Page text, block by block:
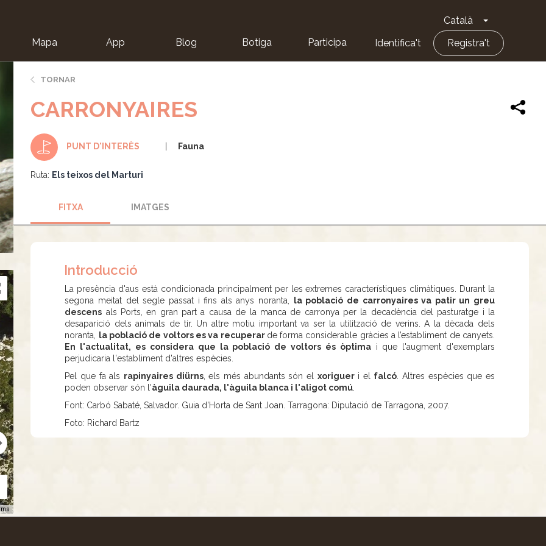
Català Toggle
Mapa App Blog Botiga Participa Identifica't Registra't
TORNAR
CARRONYAIRES
PUNT D'INTERÈS Fauna
Ruta: Els teixos del Marturi
FITXA IMATGES
Introducció
La presència d'aus està condicionada principalment per les extremes característiques climàtiques. Durant la
segona meitat del segle passat i fins als anys noranta,
la població de carronyaires va patir un greu
descens als Ports, en gran part a causa de la manca de carronya per la decadència del pasturatge i la
desaparició dels animals de tir. Un altre motiu important va ser la utilització de verins. A la dècada dels
noranta,
la població de voltors es va recuperar de forma considerable gràcies a l’establiment de canyets.
En l'actualitat, es considera que la població de voltors és òptimai que l'augment d'exemplars
perjudicaria l'establiment d'altres espècies.
Pel que fa als rapinyaires diürns, els més abundants són el xorigueri el falcó . Altres espècies que es
poden observar són l'àguila daurada, l'àguila blanca i l'aligot comú
Font: Carbó Sabaté, Salvador. Guia d’Horta de Sant Joan. Tarragona: Diputació de Tarragona, 2007.
Foto: Richard Bartz